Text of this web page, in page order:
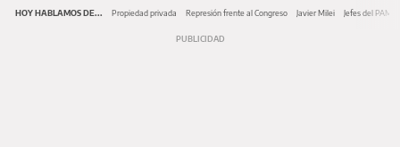
HOY HABLAMOS DE... Propiedad privada Represión frente al Congreso Javier Milei Jefes del PAMI